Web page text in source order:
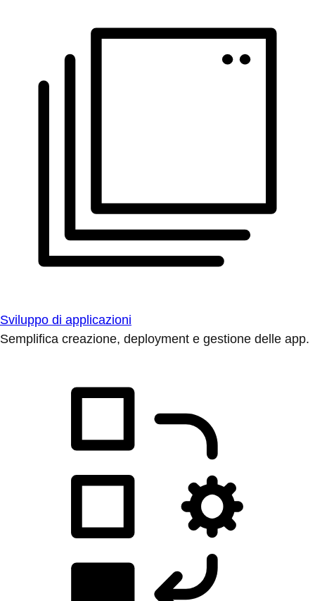
Sviluppo di applicazioni
Semplifica creazione, deployment e gestione delle app.